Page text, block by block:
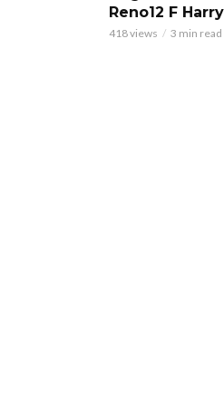
Reno12 F
418 views 3 min read